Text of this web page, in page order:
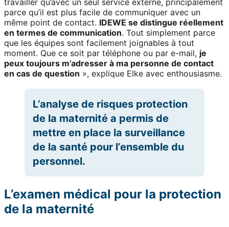
travailler qu’avec un seul service externe, principalement
parce qu’il est plus facile de communiquer avec un
même point de contact. IDEWE se distingue réellement
en termes de communication. Tout simplement parce
que les équipes sont facilement joignables à tout
moment. Que ce soit par téléphone ou par e-mail, je
peux toujours m’adresser à ma personne de contact
en cas de question », explique Elke avec enthousiasme.
L’analyse de risques protection
de la maternité a permis de
mettre en place la surveillance
de la santé pour l’ensemble du
personnel.
L’examen médical pour la protection
de la maternité